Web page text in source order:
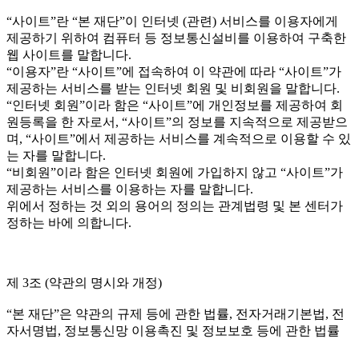
“사이트”란 “본 재단”이 인터넷 (관련) 서비스를 이용자에게
제공하기 위하여 컴퓨터 등 정보통신설비를 이용하여 구축한
웹 사이트를 말합니다.
“이용자”란 “사이트”에 접속하여 이 약관에 따라 “사이트”가
제공하는 서비스를 받는 인터넷 회원 및 비회원을 말합니다.
“인터넷 회원”이라 함은 “사이트”에 개인정보를 제공하여 회
원등록을 한 자로서, “사이트”의 정보를 지속적으로 제공받으
며, “사이트”에서 제공하는 서비스를 계속적으로 이용할 수 있
는 자를 말합니다.
“비회원”이라 함은 인터넷 회원에 가입하지 않고 “사이트”가
제공하는 서비스를 이용하는 자를 말합니다.
위에서 정하는 것 외의 용어의 정의는 관계법령 및 본 센터가
정하는 바에 의합니다.
제 3조 (약관의 명시와 개정)
“본 재단”은 약관의 규제 등에 관한 법률, 전자거래기본법, 전
자서명법, 정보통신망 이용촉진 및 정보보호 등에 관한 법률